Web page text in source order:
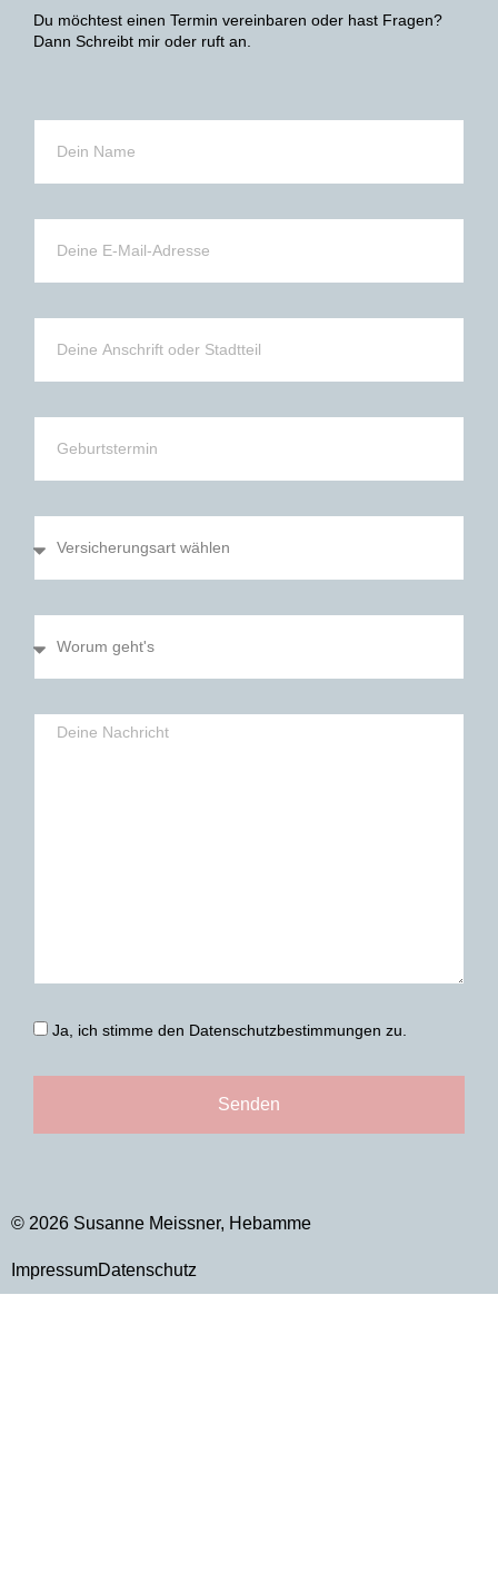
Du möchtest einen Termin vereinbaren oder hast Fragen?
Dann Schreibt mir oder ruft an.
Ja, ich stimme den Datenschutzbestimmungen zu.
Senden
© 2026 Susanne Meissner, Hebamme
ImpressumDatenschutz